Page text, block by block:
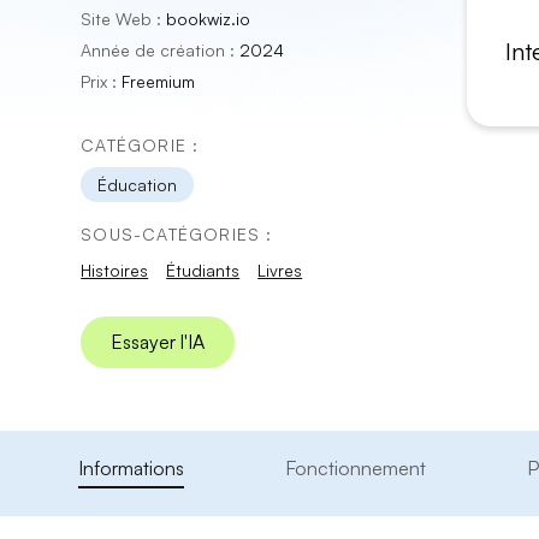
Site Web : bookwiz.io
Année de création : 2024
Prix : Freemium
CATÉGORIE :
Éducation
SOUS-CATÉGORIES :
Histoires
Étudiants Livres
Essayer l'IA
Informations Fonctionnement